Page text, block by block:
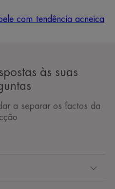
com tendência acneica
às suas
a separar os factos da